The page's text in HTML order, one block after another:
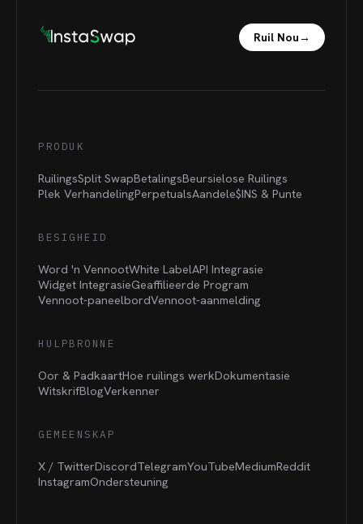
Ruil Nou→
PRODUK
RuilingsSplit SwapBetalingsBeursielose Ruilings
Plek VerhandelingPerpetualsAandele$INS & Punte
BESIGHEID
Word 'n VennootWhite LabelAPI Integrasie
Widget IntegrasieGeaffilieerde Program
Vennoot-paneelbordVennoot-aanmelding
HULPBRONNE
Oor & PadkaartHoe ruilings werkDokumentasie
WitskrifBlogVerkenner
GEMEENSKAP
X / TwitterDiscordTelegramYouTubeMediumReddit
InstagramOndersteuning